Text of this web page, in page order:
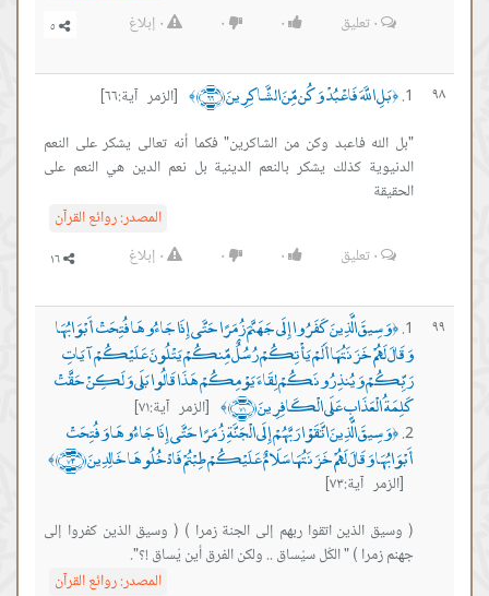
٠تعليق ٠ ٠ ٠ إبلاغ
٩٨ ﴿بَلِ اللَّهَ فَاعْبُدْ وَكُن مِّنَ الشَّاكِرِينَ ﴿٦٦﴾ ﴾
[الزمر آية:٦٦]
"بل الله فاعبد وكن من الشاكرين" فكما أنه تعالى يشكر على النعم
الدنيوية كذلك يشكر بالنعم الدينية بل نعم الدين هي النعم على
الحقيقة
المصدر:روائع القرآن
٠تعليق ٠ ٠ ٠ إبلاغ
٩٩ ﴿وَسِيقَ الَّذِينَ كَفَرُوا إِلَى جَهَنَّمَ زُمَرًا حَتَّى إِذَا جَاءُوهَا فُتِحَتْ أَبْوَابُهَا
وَقَالَ لَهُمْ خَزَنَتُهَا أَلَمْ يَأْتِكُمْ رُسُلٌ مِّنكُمْ يَتْلُونَ عَلَيْكُمْ آيَاتِ
رَبِّكُمْ وَيُنذِرُونَكُمْ لِقَاءَ يَوْمِكُمْ هَذَا قَالُوا بَلَى وَلَكِنْ حَقَّتْ
كَلِمَةُ الْعَذَابِ عَلَى الْكَافِرِينَ ﴿٧١﴾ ﴾ [الزمر آية:٧١]
﴿وَسِيقَ الَّذِينَ اتَّقَوْا رَبَّهُمْ إِلَى الْجَنَّةِ زُمَرًا حَتَّى إِذَا جَاءُوهَا وَفُتِحَتْ
أَبْوَابُهَا وَقَالَ لَهُمْ خَزَنَتُهَا سَلَامٌ عَلَيْكُمْ طِبْتُمْ فَادْخُلُوهَا خَالِدِينَ ﴿٧٣﴾ ﴾
[الزمر آية:٧٣]
( وسيق الذين اتقوا ربهم إلى الجنة زمرا ) ( وسيق الذين كفروا إلى
جهنم زمرا ) " الكُل سيُساق .. ولكن الفرق أين يُساق !؟".
المصدر:روائع القرآن